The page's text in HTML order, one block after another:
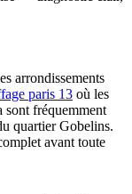
arrondissements
paris 13 où les
sont fréquemment
quartier Gobelins.
avant toute